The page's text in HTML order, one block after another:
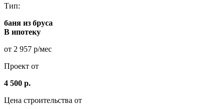
Тип:
баня из бруса
В ипотеку
от 2 957 р/мес
Проект от
4 500 р.
Цена строительства от